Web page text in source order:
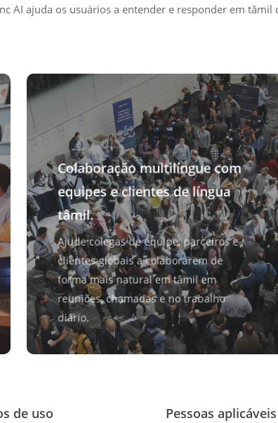
AI ajuda os usuários a entender e responder em tâmil
Colaboração multilíngue com
equipes e clientes de língua
tâmil.
Ajude colegas de equipe, parceiros e
clientes globais a colaborarem de
forma mais natural em tâmil em
reuniões, chamadas e no trabalho
diário.
de uso Pessoas aplicáveis